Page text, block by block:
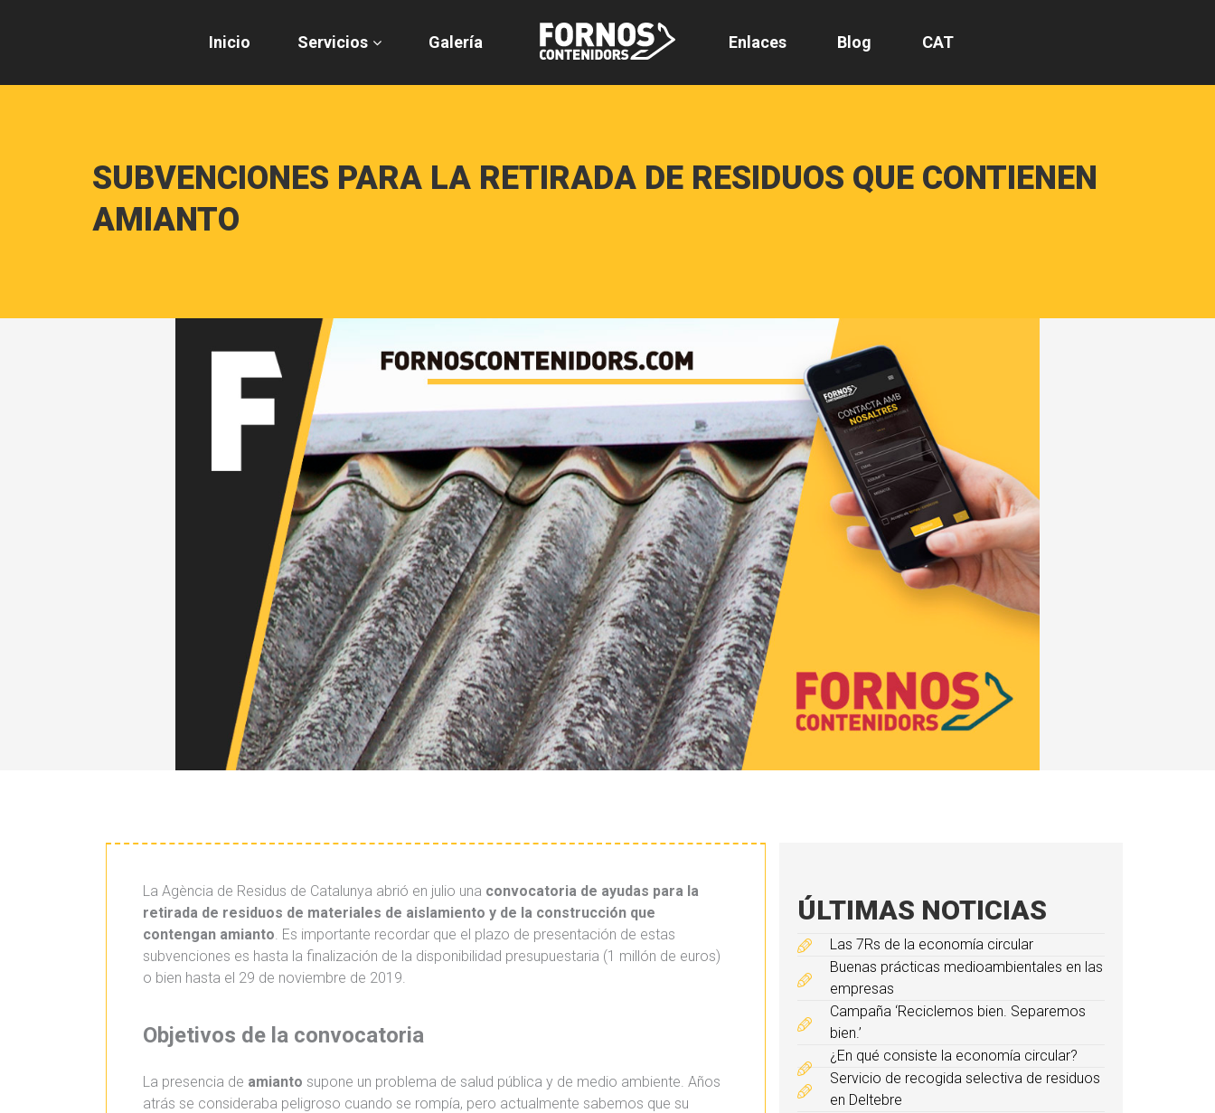
Inicio Servicios Galería Enlaces Blog CAT
SUBVENCIONES PARA LA RETIRADA DE RESIDUOS QUE CONTIENEN
AMIANTO
La Agència de Residus de Catalunya abrió en julio una convocatoria de ayudas para la
retirada de residuos de materiales de aislamiento y de la construcción que
contengan amianto. Es importante recordar que el plazo de presentación de estas
subvenciones es hasta la finalización de la disponibilidad presupuestaria (1 millón de euros)
o bien hasta el 29 de noviembre de 2019.
Objetivos de la convocatoria
La presencia de amianto supone un problema de salud pública y de medio ambiente. Años
atrás se consideraba peligroso cuando se rompía, pero actualmente sabemos que su
ÚLTIMAS NOTICIAS
Las 7Rs de la economía circular
Buenas prácticas medioambientales en las
empresas
Campaña ‘Reciclemos bien. Separemos
bien.’
¿En qué consiste la economía circular?
Servicio de recogida selectiva de residuos
en Deltebre